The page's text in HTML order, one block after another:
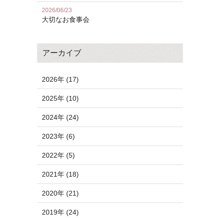
2026/06/23
大切なお食事会
アーカイブ
2026年 (17)
2025年 (10)
2024年 (24)
2023年 (6)
2022年 (5)
2021年 (18)
2020年 (21)
2019年 (24)